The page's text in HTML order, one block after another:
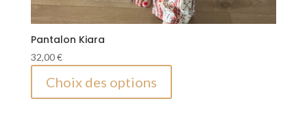
Pantalon Kiara
32,00€
Choix des options